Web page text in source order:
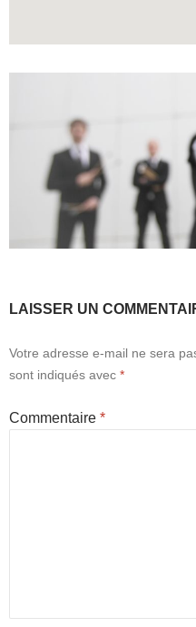
LAISSER UN
Votre adresse e-mail ne sera
sont indiqués avec *
Commentaire *